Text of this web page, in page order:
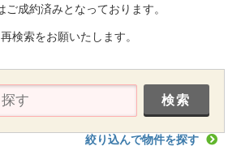
ご成約済みとなっております。
検索をお願いたします。
絞り込んで物件を探す